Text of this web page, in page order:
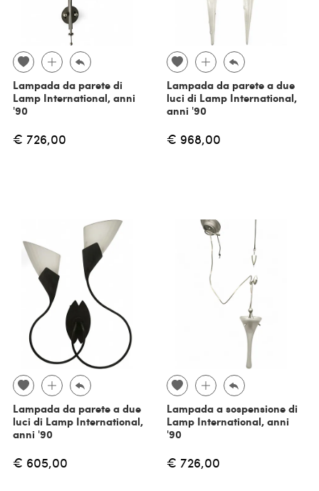
Lampada da parete di
Lamp International, anni
'90
€ 726,00
Lampada da parete a due
luci di Lamp International,
anni '90
€ 968,00
Lampada da parete a due
luci di Lamp International,
anni '90
€ 605,00
Lampada a sospensione di
Lamp International, anni
'90
€ 726,00